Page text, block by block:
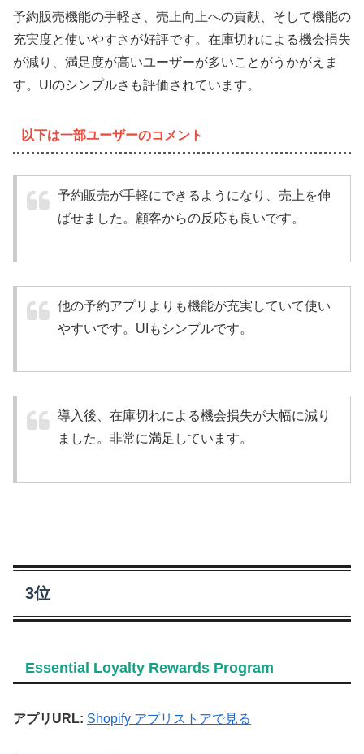
予約販売機能の手軽さ、売上向上への貢献、そして機能の
充実度と使いやすさが好評です。在庫切れによる機会損失
が減り、満足度が高いユーザーが多いことがうかがえま
す。UIのシンプルさも評価されています。
以下は一部ユーザーのコメント
予約販売が手軽にできるようになり、売上を伸
ばせました。顧客からの反応も良いです。
他の予約アプリよりも機能が充実していて使い
やすいです。UIもシンプルです。
導入後、在庫切れによる機会損失が大幅に減り
ました。非常に満足しています。
3位
Essential Loyalty Rewards Program
アプリURL: Shopify アプリストアで見る